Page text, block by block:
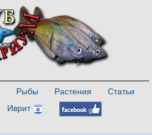
Рыбы Растения
Статьи
Иврит